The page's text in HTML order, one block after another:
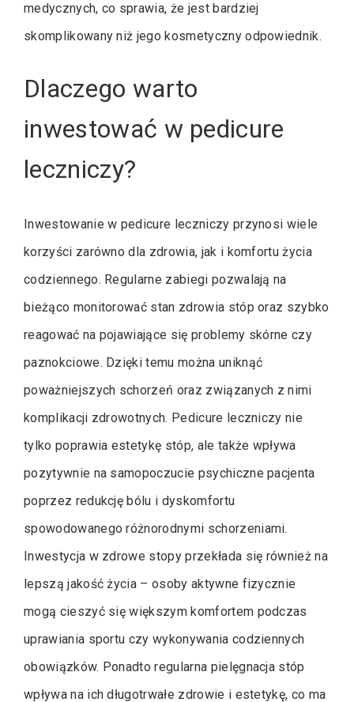
medycznych, co sprawia, że jest bardziej
skomplikowany niż jego kosmetyczny odpowiednik.
Dlaczego warto
inwestować w pedicure
leczniczy?
Inwestowanie w pedicure leczniczy przynosi wiele
korzyści zarówno dla zdrowia, jak i komfortu życia
codziennego. Regularne zabiegi pozwalają na
bieżąco monitorować stan zdrowia stóp oraz szybko
reagować na pojawiające się problemy skórne czy
paznokciowe. Dzięki temu można uniknąć
poważniejszych schorzeń oraz związanych z nimi
komplikacji zdrowotnych. Pedicure leczniczy nie
tylko poprawia estetykę stóp, ale także wpływa
pozytywnie na samopoczucie psychiczne pacjenta
poprzez redukcję bólu i dyskomfortu
spowodowanego różnorodnymi schorzeniami.
Inwestycja w zdrowe stopy przekłada się również na
lepszą jakość życia – osoby aktywne fizycznie
mogą cieszyć się większym komfortem podczas
uprawiania sportu czy wykonywania codziennych
obowiązków. Ponadto regularna pielęgnacja stóp
wpływa na ich długotrwałe zdrowie i estetykę, co ma